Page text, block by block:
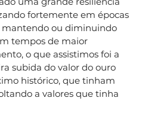
fortemente em épocas
mantendo ou diminuindo
tempos de maior
o que assistimos foi a
subida do valor do ouro
histórico, que tinham
a valores que tinha